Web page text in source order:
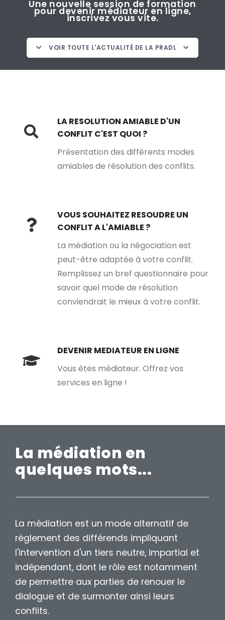
Une nouvelle session de formation
pour devenir médiateur en ligne,
inscrivez vous vite.
Déposer une demande de règlement
amiable sur la plateforme PRADL
VOIR TOUTE L'ACTUALITÉ DE LA PRADL
LA RESOLUTION AMIABLE D'UN
CONFLIT C'EST QUOI ?
Présentation des différents modes
amiables de résolution des conflits.
VOUS SOUHAITEZ RESOUDRE UN
CONFLIT A L'AMIABLE ?
La médiation ou la négociation est
peut-être adaptée à votre conflit.
Remplissez un bref questionnaire pour
savoir quel mode de résolution
conviendrait le mieux à votre conflit.
DEVENIR MEDIATEUR EN LIGNE
Vous êtes médiateur. Offrez vos
services en ligne !
La médiation en
quelques mots...
La médiation est un mode alternatif de
règlement des différends impliquant
l'intervention d'un tiers neutre, impartial et
indépendant, dont le rôle est notamment
de permettre aux parties de renouer le
dialogue et de surmonter ainsi leurs
conflits.